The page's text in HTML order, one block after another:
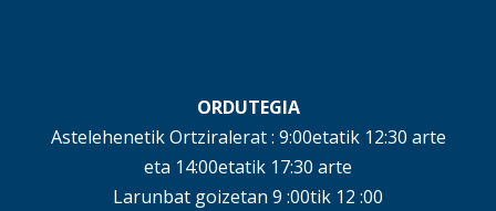
ORDUTEGIA
Astelehenetik Ortziralerat : 9:00etatik 12:30 arte
eta 14:00etatik 17:30 arte
Larunbat goizetan 9 :00tik 12 :00